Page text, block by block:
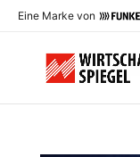
Eine Marke von